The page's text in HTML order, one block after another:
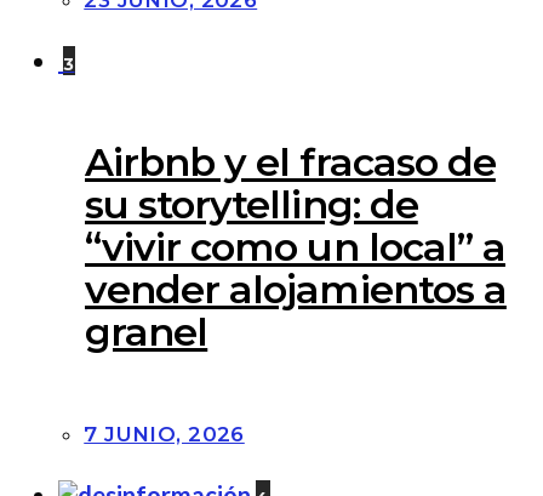
3
Airbnb y el fracaso de
su storytelling: de
“vivir como un local” a
vender alojamientos a
granel
7 JUNIO, 2026